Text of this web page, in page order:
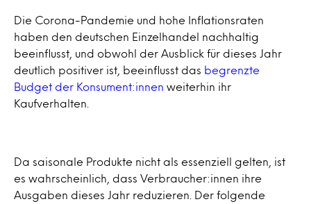
Die Corona-Pandemie und hohe Inflationsraten
haben den deutschen Einzelhandel nachhaltig
beeinflusst, und obwohl der Ausblick für dieses Jahr
deutlich positiver ist, beeinflusst das begrenzte
Budget der Konsument:innen weiterhin ihr
Kaufverhalten.
Da saisonale Produkte nicht als essenziell gelten, ist
es wahrscheinlich, dass Verbraucher:innen ihre
Ausgaben dieses Jahr reduzieren. Der folgende